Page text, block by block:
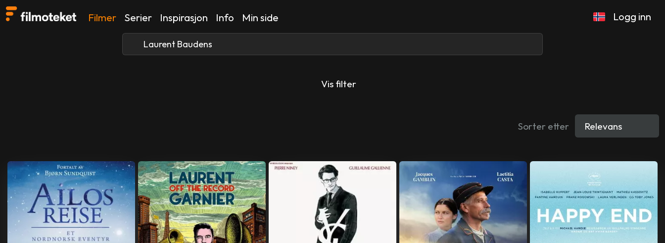
Filmer Serier Inspirasjon Info Min side Logg inn
Vis filter
Sorter etter